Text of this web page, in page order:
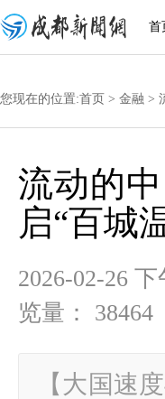
首
您现在的位置:首页 > 金融 >
流动的
启“百城
2026-02-26
览量： 38464
【大国速